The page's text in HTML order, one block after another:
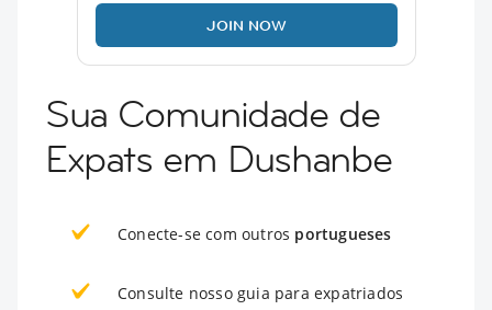
JOIN NOW
Sua Comunidade de
Expats em Dushanbe
Conecte-se com outros portugueses
Consulte nosso guia para expatriados